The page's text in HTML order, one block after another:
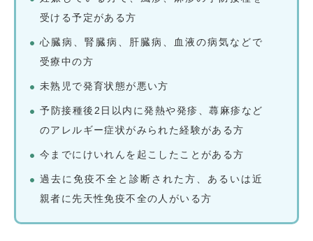
受ける予定がある方
心臓病、腎臓病、肝臓病、血液の病気などで
受療中の方
未熟児で発育状態が悪い方
予防接種後2日以内に発熱や発疹、蕁麻疹など
のアレルギー症状がみられた経験がある方
今までにけいれんを起こしたことがある方
過去に免疫不全と診断された方、あるいは近
親者に先天性免疫不全の人がいる方